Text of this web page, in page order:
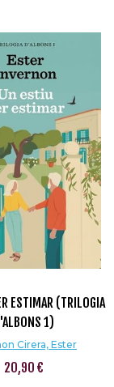
ESTIMAR (TRILOGIA
1)
Cirera, Ester
20,90 €